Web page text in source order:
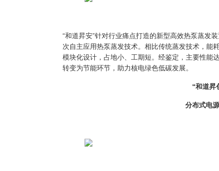
“和道昇安”针对行业痛点打造的新型高效热泵蒸发
次自主应用热泵蒸发技术。相比传统蒸发技术，能
模块化设计，占地小、工期短。经鉴定，主要性能
转变为节能环节，助力核电绿色低碳发展。
“和道昇
分布式电